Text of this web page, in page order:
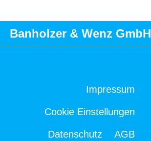
Banholzer & Wenz GmbH
Impressum
Cookie Einstellungen
Datenschutz AGB